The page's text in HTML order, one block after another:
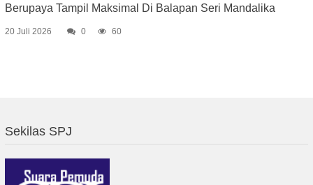
Berupaya Tampil Maksimal Di Balapan Seri Mandalika
20 Juli 2026 0 60
Sekilas SPJ